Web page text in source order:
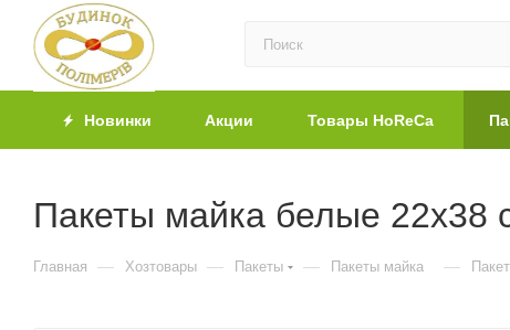
Новинки Акции Товары HoReCa
Пакеты майка белые 22х38
Главная — Хозтовары — Пакеты — Пакеты майка —